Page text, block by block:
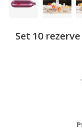
Set 10